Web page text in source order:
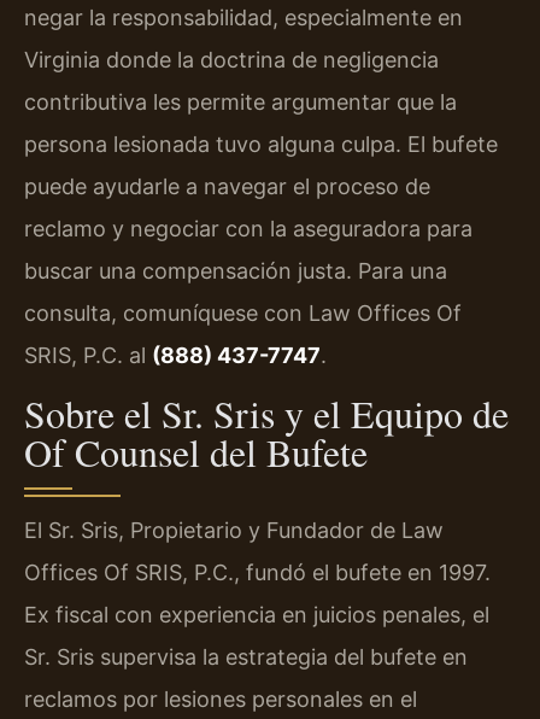
negar la responsabilidad, especialmente en
Virginia donde la doctrina de negligencia
contributiva les permite argumentar que la
persona lesionada tuvo alguna culpa. El bufete
puede ayudarle a navegar el proceso de
reclamo y negociar con la aseguradora para
buscar una compensación justa. Para una
consulta, comuníquese con Law Offices Of
SRIS, P.C. al (888) 437-7747.
Sobre el Sr. Sris y el Equipo de
Of Counsel del Bufete
El Sr. Sris, Propietario y Fundador de Law
Offices Of SRIS, P.C., fundó el bufete en 1997.
Ex fiscal con experiencia en juicios penales, el
Sr. Sris supervisa la estrategia del bufete en
reclamos por lesiones personales en el